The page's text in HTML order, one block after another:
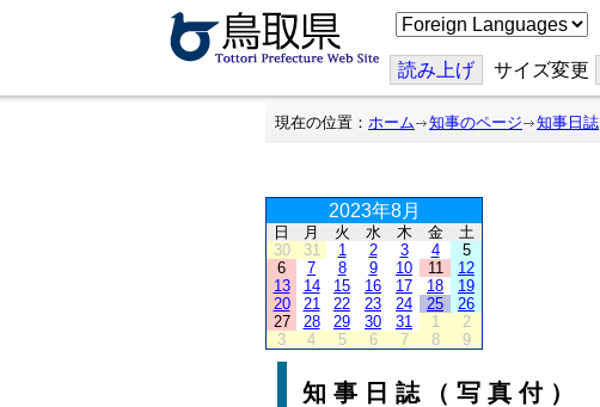
こ
の
ジ
を
翻
読み上げ サイズ変更
現在の位置： ホーム 知事のページ 知事日誌
2023年8月
日 月 火 水 木 金
土
30
31 1 2 3 4
5
6
7 8 9 10 11
12
13
14 15 16 17 18
19
20
21 22 23 24 25
26
27
28 29 30 31 1
2
3
4 5 6 7 8 9
知事日誌（写真付）